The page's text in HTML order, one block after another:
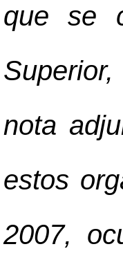
que se
nota
estos
2007,